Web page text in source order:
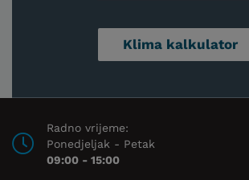
Klima kalkulator
Radno vrijeme:
Ponedjeljak - Petak
09:00 - 15:00